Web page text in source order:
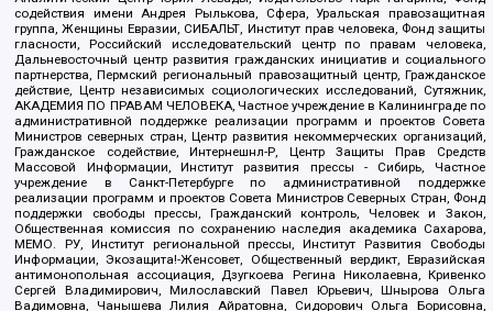
содействия имени Андрея Рылькова, Сфера, Уральская правозащитная
группа, Женщины Евразии, СИБАЛЬТ, Институт прав человека, Фонд защиты
гласности, Российский исследовательский центр по правам человека,
Дальневосточный центр развития гражданских инициатив и социального
партнерства, Пермский региональный правозащитный центр, Гражданское
действие, Центр независимых социологических исследований, Сутяжник,
АКАДЕМИЯ ПО ПРАВАМ ЧЕЛОВЕКА, Частное учреждение в Калининграде по
административной поддержке реализации программ и проектов Совета
Министров северных стран, Центр развития некоммерческих организаций,
Гражданское содействие, Интернешнл-Р, Центр Защиты Прав Средств
Массовой Информации, Институт развития прессы - Сибирь, Частное
учреждение в Санкт-Петербурге по административной поддержке
реализации программ и проектов Совета Министров Северных Стран, Фонд
поддержки свободы прессы, Гражданский контроль, Человек и Закон,
Общественная комиссия по сохранению наследия академика Сахарова,
МЕМО. РУ, Институт региональной прессы, Институт Развития Свободы
Информации, Экозащита!-Женсовет, Общественный вердикт, Евразийская
антимонопольная ассоциация, Дзугкоева Регина Николаевна, Кривенко
Сергей Владимирович, Милославский Павел Юрьевич, Шнырова Ольга
Вадимовна, Чанышева Лилия Айратовна, Сидорович Ольга Борисовна,